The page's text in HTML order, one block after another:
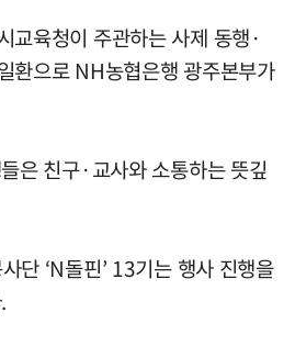
교육청이 주관하는 사제 동행·
환으로 NH농협은행 광주본부가
은 친구·교사와 소통하는 뜻깊
단 ‘N돌핀’ 13기는 행사 진행을